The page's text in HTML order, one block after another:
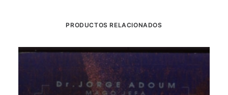
PRODUCTOS RELACIONADOS